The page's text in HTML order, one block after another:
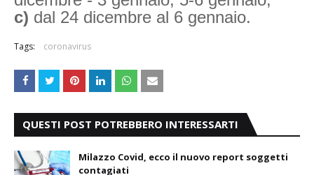
c) dal 24 dicembre al 6 gennaio.
Tags: coronavirus
QUESTI POST POTREBBERO INTERESSARTI
Milazzo Covid, ecco il nuovo report soggetti
contagiati